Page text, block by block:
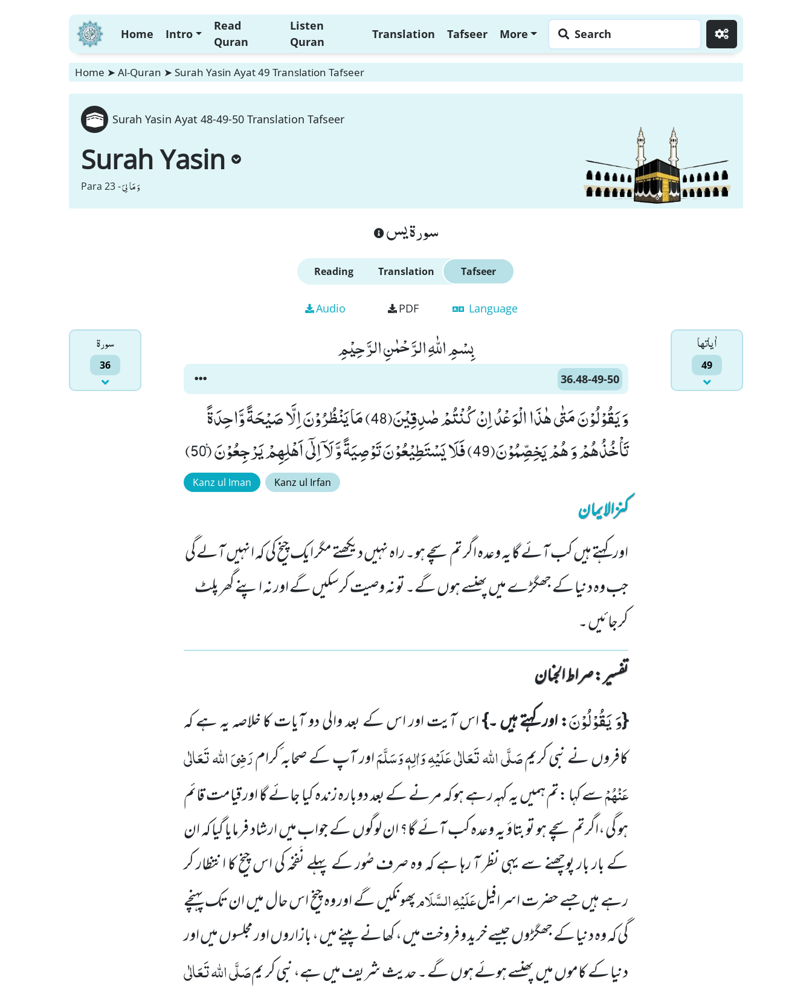
Home Intro
Read
Quran
Listen
Quran
Translation Tafseer More Search
Home ➤ Al-Quran ➤ Surah Yasin Ayat 49 Translation Tafseer
Surah Yasin Ayat 48-49-50 Translation Tafseer
Surah Yasin
Para 23 -وَ مَا لِیَ
سورة يس
Reading Translation Tafseer
Audio PDF Language
سورۃ
36
اٰياتها
49
بِسْمِ اللّٰهِ الرَّحْمٰنِ الرَّحِیْمِ
36.48-49-50
وَ یَقُوْلُوْنَ مَتٰى هٰذَا الْوَعْدُ اِنْ كُنْتُمْ صٰدِقِیْنَ(48) مَا یَنْظُرُوْنَ اِلَّا صَیْحَةً وَّاحِدَةً
تَاْخُذُهُمْ وَ هُمْ یَخِصِّمُوْنَ(49) فَلَا یَسْتَطِیْعُوْنَ تَوْصِیَةً وَّ لَاۤ اِلٰۤى اَهْلِهِمْ یَرْجِعُوْنَ۠ (50)
Kanz ul Iman Kanz ul Irfan
کنزالایمان
اور کہتے ہیں کب آئے گا یہ وعدہ اگر تم سچے ہو۔ راہ نہیں دیکھتے مگر ایک چیخ کی کہ انہیں آلے گی
جب وہ دنیا کے جھگڑے میں پھنسے ہوں گے۔ تو نہ وصیت کرسکیں گے اور نہ اپنے گھر پلٹ
کرجائیں ۔
تفسیر : ‎صراط الجنان
{وَ یَقُوْلُوْنَ: اور کہتے ہیں ۔}اس آیت اور اس کے بعد والی دو آیات کا خلاصہ یہ ہے کہ
کافروںنے نبی کریمصَلَّی اللہ تَعَالٰی عَلَیْہِ وَاٰلِہٖ وَسَلَّمَاور آپ کے صحابہ ٔکرامرَضِیَ اللہ تَعَالٰی
عَنْہُمْسے کہا :تم ہمیںیہ کہہ رہے ہو کہ مرنے کے بعد دوبارہ زندہ کیا جائے گا اور قیامت قائم
ہو گی ،اگرتم سچے ہو تو بتاؤ یہ وعدہ کب آئے گا؟ ان لوگوںکے جواب میںارشاد فرمایا گیا کہان
کے بار بار پوچھنے سے یہی نظر آ رہا ہے کہ وہ صرف صُور کے پہلے نَفخہ کی اس چیخ کا انتظار کر
رہے ہیںجسے حضرت اسرافیلعَلَیْہِالسَّلَامپھونکیںگے اور وہ چیخ اس حال میںان تک پہنچے
گی کہ وہ دنیا کے جھگڑوں جیسے خرید و فروخت میں، کھانے پینے میں، بازاروںاور مجلسوںمیںاور
دنیا کے کاموںمیںپھنسے ہوئے ہوںگے ۔ حدیث شریف میںہے، نبی کر یمصَلَّی اللہ تَعَالٰی